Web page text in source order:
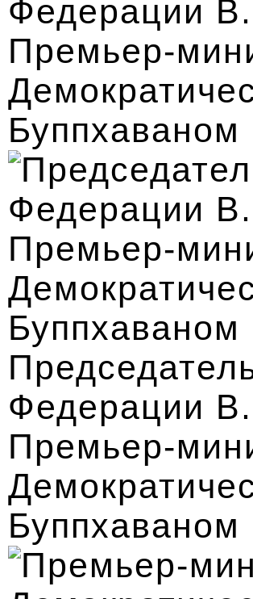
Федерации
Премьер-
Буппхаваном
Федерации
Премьер-
Буппхаваном